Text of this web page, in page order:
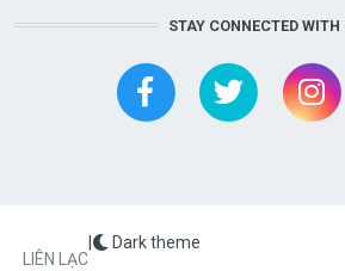
STAY CONNECTED WITH
FOOTER
LIÊN LẠC
Dark theme